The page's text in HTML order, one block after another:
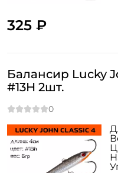
325 ₽
Балансир Lucky
#13H 2шт.